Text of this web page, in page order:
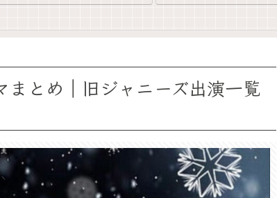
まとめ｜旧ジャニーズ出演一覧